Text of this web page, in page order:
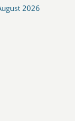
2026